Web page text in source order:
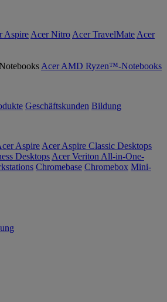
Aspire Acer Nitro Acer TravelMate Acer
Acer AMD Ryzen™-Notebooks
Geschäftskunden Bildung
Aspire Acer Aspire Classic Desktops
Desktops Acer Veriton All-in-One-
Chromebase Chromebox Mini-